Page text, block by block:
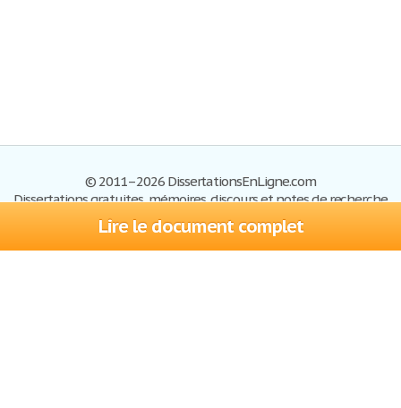
Lire le document complet
© 2011–2026 DissertationsEnLigne.com
Dissertations gratuites, mémoires, discours et notes de recherche